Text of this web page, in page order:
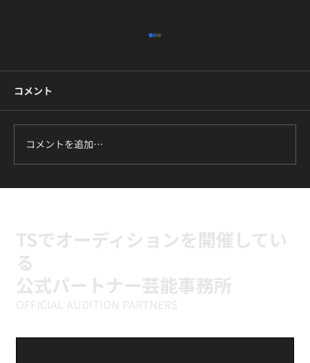
コメント
コメントを追加…
TSでオーディションを開催してい
る
公式パートナー芸能事務所
OFFICIAL AUDITION PARTNERS